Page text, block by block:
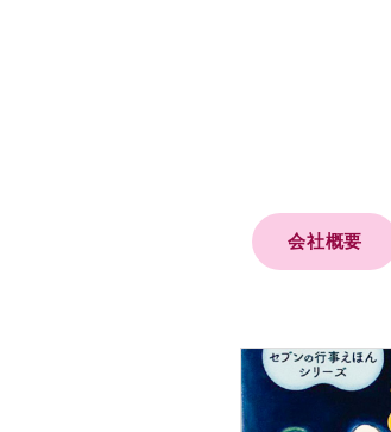
会社概要